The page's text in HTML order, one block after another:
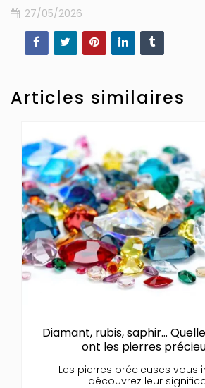
27/05/2026
Articles similaires
Diamant, rubis, saphir…
ont les pierres
Les pierres précieuses vous
découvrez leur